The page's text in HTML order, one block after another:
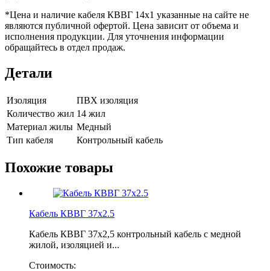
*Цена и наличие кабеля КВВГ 14х1 указанные на сайте не
являются публичной офертой. Цена зависит от объема и
исполнения продукции. Для уточнения информации
обращайтесь в отдел продаж.
Детали
Изоляция
ПВХ изоляция
Количество жил 14 жил
Материал жилы Медный
Тип кабеля
Контрольный кабель
Похожие товары
Кабель КВВГ 37х2.5
Кабель КВВГ 37х2,5 контрольный кабель с медной
жилой, изоляцией и...
Стоимость: